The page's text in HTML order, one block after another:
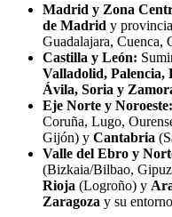
Madrid y Zona
de Madrid y
Guadalajara, Cuenca,
Castilla y León:
Valladolid, Palencia,
Ávila, Soria y
Eje Norte y Noroeste:
Coruña, Lugo,
Gijón) y Cantabria
Valle del Ebro y
(Bizkaia/Bilbao,
Rioja (Logroño) y
Zaragoza y su